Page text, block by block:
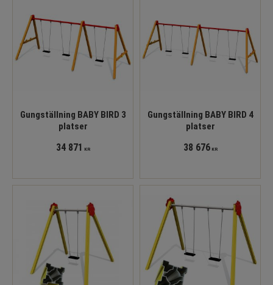
Gungställning BABY BIRD 3
platser
34 871 KR
Gungställning BABY BIRD 4
platser
38 676KR